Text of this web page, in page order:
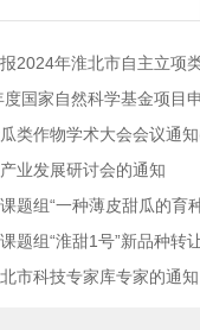
2025年度国家社科基金教育学
年淮北市自主立项类科技计
家自然科学基金项目申请与结
类作物学术大会会议通
业发展研讨会的通知
组“一种薄皮甜瓜的育种方法
题组“淮甜1号”新品种转让情
市科技专家库专家的通知